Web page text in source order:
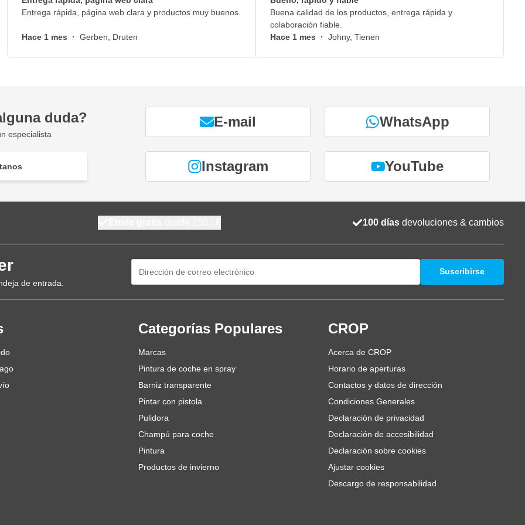
de 75mm
e intensivo
polvo
con tu almohadilla de
Entrega rápida, página web clara y productos muy buenos.
Hace 1 mes · Gerben, Druten
Buena calidad de los productos, entrega rápida y
colaboración fiable.
Hace 1 mes · Johny, Tienen
duda?
especialista
E-mail WhatsApp
Instagram YouTube
100 días devoluciones & cambios
de entrada.
Suscribirse
Categorías Populares
Marcas
Pintura de coche en spray
Barniz transparente
Pintar con pistola
Pulidora
Champú para coche
Pintura
Productos de invierno
CROP
Acerca de CROP
Horario de aperturas
Contactos y datos de dirección
Condiciones Generales
Declaración de privacidad
Declaración de accesibilidad
Declaración sobre cookies
Ajustar cookies
Descargo de responsabilidad